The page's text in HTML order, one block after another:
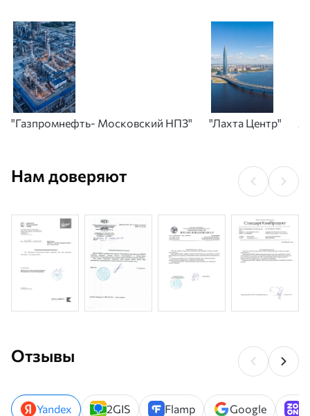
"Газпромнефть- Московский НПЗ" "Лахта Центр"
Нам доверяют
Отзывы
Yandex 2GIS Flamp Google